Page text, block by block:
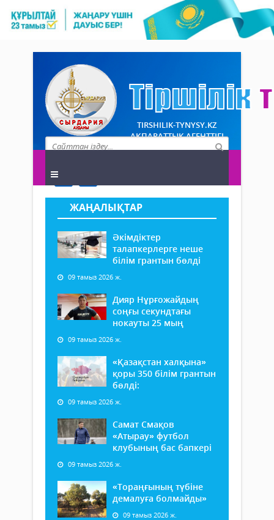
TIRSHILIK-TYNYSY.KZ
АҚПАРАТТЫҚ АГЕНТТІГІ
ЖАҢАЛЫҚТАР
Әкімдіктер
талапкерлерге неше
білім грантын бөлді
09 тамыз 2026 ж.
Дияр Нұрғожайдың
соңғы секундтағы
нокауты 25 мың
09 тамыз 2026 ж.
«Қазақстан халқына»
қоры 350 білім грантын
бөлді:
09 тамыз 2026 ж.
Самат Смақов
«Атырау» футбол
клубының бас бапкері
09 тамыз 2026 ж.
«Тораңғының түбіне
демалуға болмайды»
09 тамыз 2026 ж.